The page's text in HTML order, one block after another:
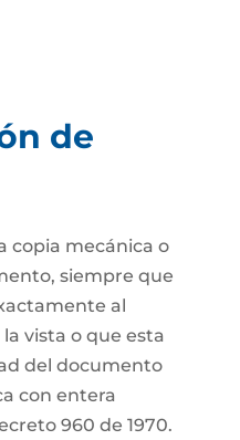
de
copia mecánica o
siempre que
al
vista o que esta
del documento
con entera
960 de 1970.